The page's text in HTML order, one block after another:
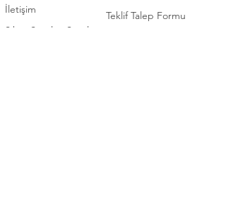
İletişim
Sıkça Sorulan Sorular
Teklif Talep Formu